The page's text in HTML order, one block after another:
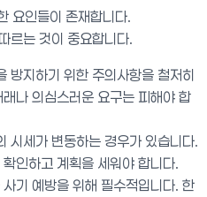
요인들이 존재합니다.
르는 것이 중요합니다.
방지하기 위한 주의사항을 철저히
나 의심스러운 요구는 피해야 합
시세가 변동하는 경우가 있습니다.
인하고 계획을 세워야 합니다.
기 예방을 위해 필수적입니다. 한